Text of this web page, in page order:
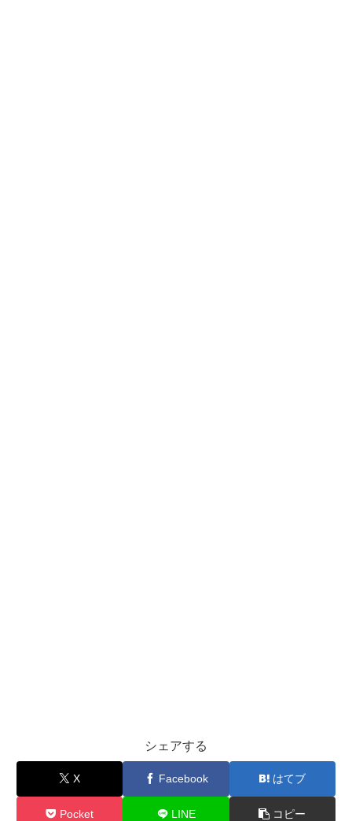
シェアする
X Facebook はてブ
Pocket LINE コピー